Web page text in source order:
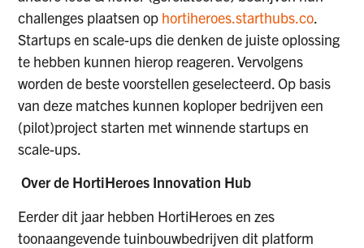
challenges plaatsen op hortiheroes.starthubs.co.
Startups en scale-ups die denken de juiste oplossing
te hebben kunnen hierop reageren. Vervolgens
worden de beste voorstellen geselecteerd. Op basis
van deze matches kunnen koploper bedrijven een
(pilot)project starten met winnende startups en
scale-ups.
Over de HortiHeroes Innovation Hub
Eerder dit jaar hebben HortiHeroes en zes
toonaangevende tuinbouwbedrijven dit platform